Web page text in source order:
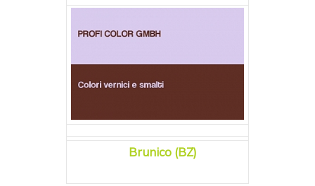
Brunico (BZ)